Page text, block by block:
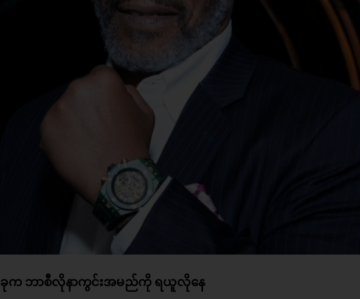
ဘာစီလိုနာကွင်းအမည်ကို ရယူလိုနေ